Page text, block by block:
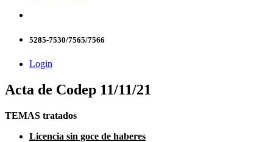
5285-7530/7565/7566
Login
Acta de Codep 11/11/21
TEMAS tratados
Licencia sin goce de haberes